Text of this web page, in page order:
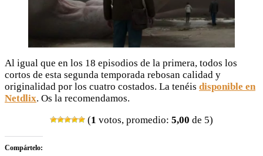
Al igual que en los 18 episodios de la primera, todos los
cortos de esta segunda temporada rebosan calidad y
originalidad por los cuatro costados. La tenéis disponible en
Netdlix. Os la recomendamos.
(1 votos, promedio: 5,00 de 5)
Compártelo: